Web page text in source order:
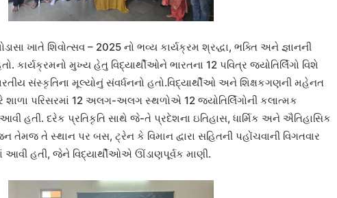
ખાતે શિવોત્સવ – 2025 નો ભવ્ય કાર્યક્રમ શ્રદ્ધા, ભક્તિ અને જ્ઞાનની
કાર્યક્રમનો મુખ્ય હેતુ વિદ્યાર્થીઓને ભારતના 12 પવિત્ર જ્યોતિર્લિંગો વિશે
સંસ્કૃતિના મૂલ્યોનું સંવર્ધનનો હતો.વિદ્યાર્થીઓ અને શિક્ષકગણની મહેનત
પરિસરમાં 12 અલગ-અલગ સ્થળોએ 12 જ્યોતિર્લિંગોની કલાત્મક
હતી. દરેક પ્રતિકૃતિ સાથે જે-તે પ્રદેશના ઇતિહાસ, ધાર્મિક અને ઐતિહાસિક
તેમજ તે સ્થાન પર બસ, ટ્રેન કે વિમાન દ્વારા સહિતની પહોંચવાની વિગતવાર
આવી હતી, જેને વિદ્યાર્થીઓએ ઊંડાણપૂર્વક માણી.